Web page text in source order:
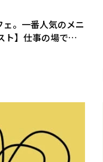
。一番人気のメニ
ト】仕事の場であ
物がわかる